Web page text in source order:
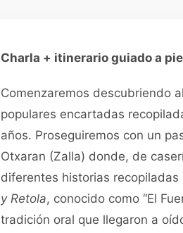
Charla + itinerario guiado a pie
Comenzaremos descubriendo
populares encartadas
años. Proseguiremos con un
Otxaran (Zalla) donde, de
diferentes historias
y Retola, conocido como “El
tradición oral que llegaron a